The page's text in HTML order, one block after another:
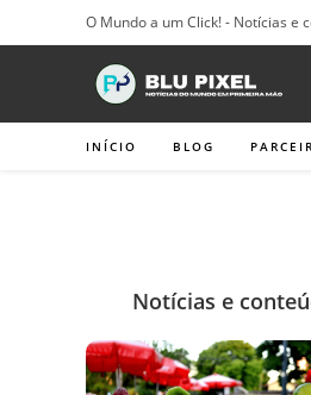
para
O Mundo a um Click! - Notícias e
INÍCIO BLOG
Notícias e